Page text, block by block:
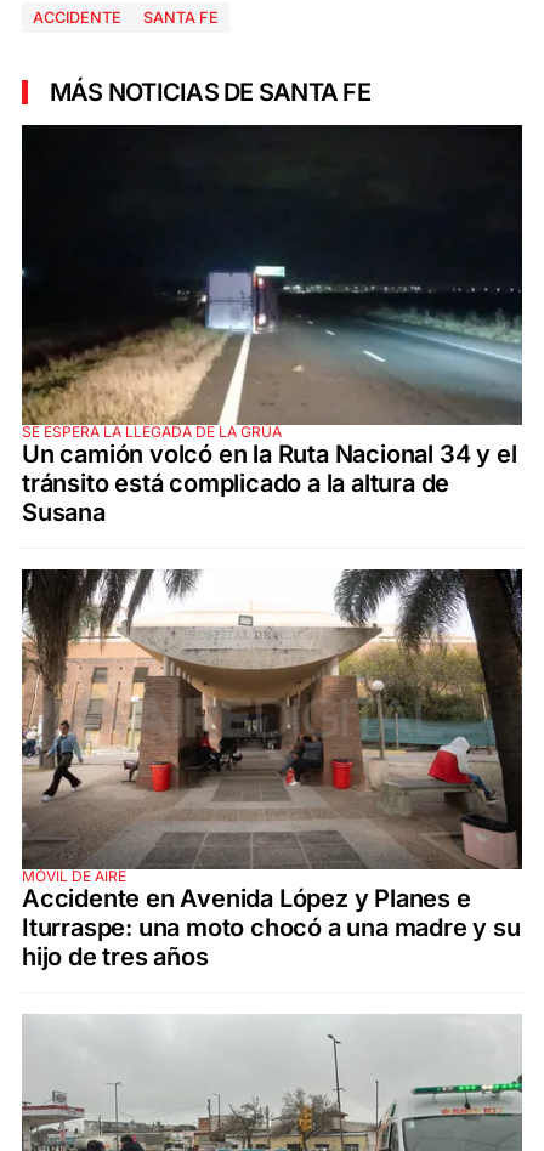
ACCIDENTE SANTA FE
MÁS NOTICIAS DE SANTA FE
SE ESPERA LA LLEGADA DE LA GRÚA
Un camión volcó en la Ruta Nacional 34 y el
tránsito está complicado a la altura de
Susana
MÓVIL DE AIRE
Accidente en Avenida López y Planes e
Iturraspe: una moto chocó a una madre y su
hijo de tres años